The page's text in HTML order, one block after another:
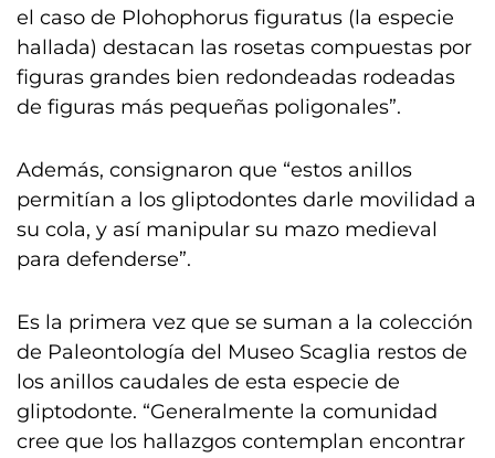
el caso de Plohophorus figuratus (la especie
hallada) destacan las rosetas compuestas por
figuras grandes bien redondeadas rodeadas
de figuras más pequeñas poligonales”.
Además, consignaron que “estos anillos
permitían a los gliptodontes darle movilidad a
su cola, y así manipular su mazo medieval
para defenderse”.
Es la primera vez que se suman a la colección
de Paleontología del Museo Scaglia restos de
los anillos caudales de esta especie de
gliptodonte. “Generalmente la comunidad
cree que los hallazgos contemplan encontrar